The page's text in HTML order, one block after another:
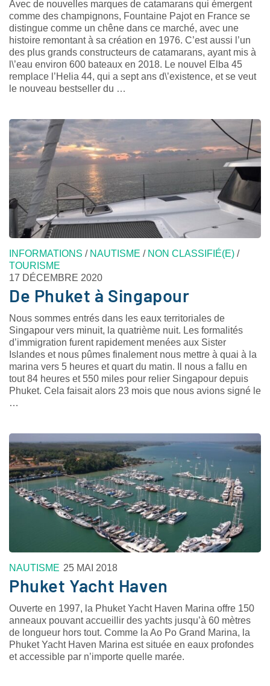
Avec de nouvelles marques de catamarans qui émergent
comme des champignons, Fountaine Pajot en France se
distingue comme un chêne dans ce marché, avec une
histoire remontant à sa création en 1976. C’est aussi l’un
des plus grands constructeurs de catamarans, ayant mis à
l\’eau environ 600 bateaux en 2018. Le nouvel Elba 45
remplace l’Helia 44, qui a sept ans d\’existence, et se veut
le nouveau bestseller du …
INFORMATIONS / NAUTISME / NON CLASSIFIÉ(E) /
TOURISME
17 DÉCEMBRE 2020
De Phuket à Singapour
Nous sommes entrés dans les eaux territoriales de
Singapour vers minuit, la quatrième nuit. Les formalités
d’immigration furent rapidement menées aux Sister
Islandes et nous pûmes finalement nous mettre à quai à la
marina vers 5 heures et quart du matin. Il nous a fallu en
tout 84 heures et 550 miles pour relier Singapour depuis
Phuket. Cela faisait alors 23 mois que nous avions signé le
…
NAUTISME 25 MAI 2018
Phuket Yacht Haven
Ouverte en 1997, la Phuket Yacht Haven Marina offre 150
anneaux pouvant accueillir des yachts jusqu’à 60 mètres
de longueur hors tout. Comme la Ao Po Grand Marina, la
Phuket Yacht Haven Marina est située en eaux profondes
et accessible par n’importe quelle marée.